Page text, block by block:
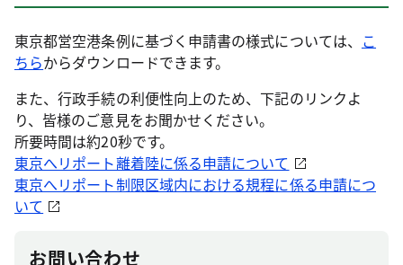
東京都営空港条例に基づく申請書の様式については、 こ
ちらからダウンロードできます。
また、行政手続の利便性向上のため、下記のリンクよ
り、皆様のご意見をお聞かせください。
所要時間は約20秒です。
東京へリポート離着陸に係る申請について
東京へリポート制限区域内における規程に係る申請につ
いて
お問い合わせ